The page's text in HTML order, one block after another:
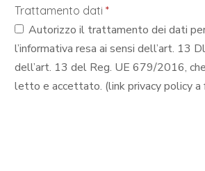
Trattamento dati*
Autorizzo il trattamento dei dati personali secondo
l’informativa resa ai sensi dell’art. 13
dell’art. 13 del Reg. UE 679/2016,
letto e accettato. (link privacy policy a